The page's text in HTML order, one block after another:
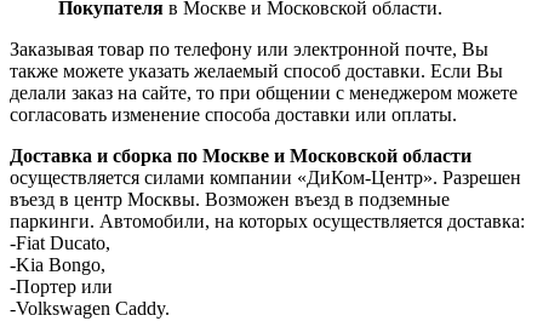
Покупателя в Москве и Московской области.
Заказывая товар по телефону или электронной почте, Вы
также можете указать желаемый способ доставки. Если Вы
делали заказ на сайте, то при общении с менеджером можете
согласовать изменение способа доставки или оплаты.
Доставка и сборка по Москве и Московской области
осуществляется силами компании «ДиКом-Центр». Разрешен
въезд в центр Москвы. Возможен въезд в подземные
паркинги. Автомобили, на которых осуществляется доставка:
-Fiat Ducato,
-Kia Bongo,
-Портер или
-Volkswagen Caddy.